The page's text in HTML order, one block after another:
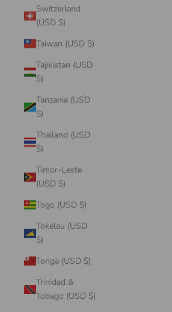
Switzerland
(USD $)
Taiwan (USD $)
Tajikistan (USD
$)
Tanzania (USD
$)
Thailand (USD
$)
Timor-Leste
(USD $)
Togo (USD $)
Tokelau (USD
$)
Tonga (USD $)
Trinidad &
Tobago (USD $)